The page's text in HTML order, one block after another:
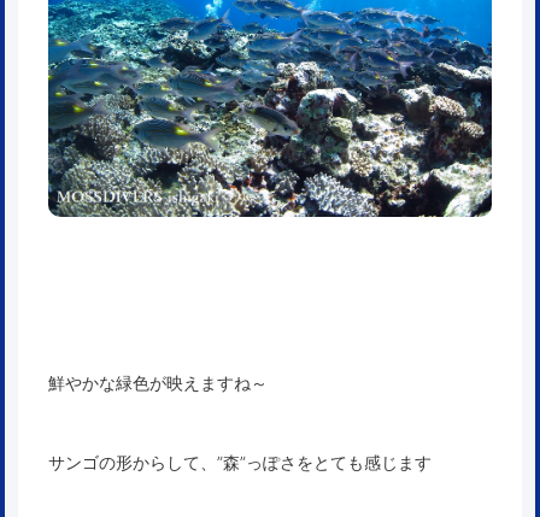
鮮やかな緑色が映えますね～
サンゴの形からして、”森”っぽさをとても感じます